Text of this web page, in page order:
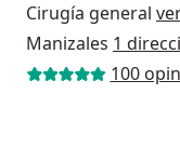
Cirugía general
Manizales 1
100